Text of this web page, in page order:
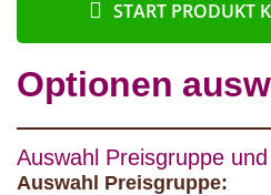
START PRODUKT
Optionen
Auswahl Preisgruppe
Auswahl Preisgruppe: